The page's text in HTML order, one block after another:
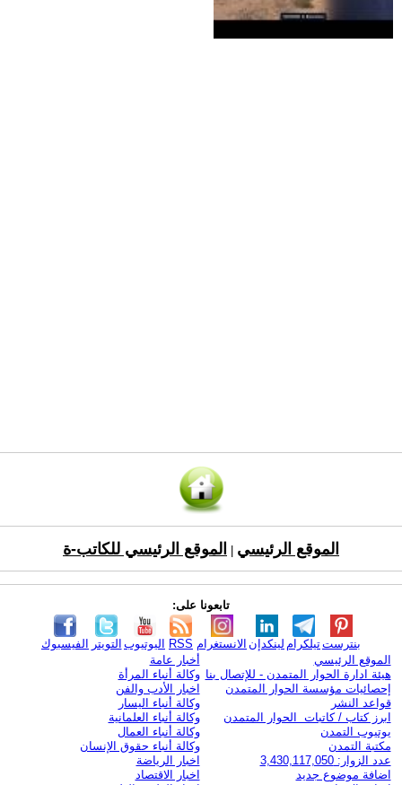
الموقع الرئيسي الموقع الرئيسي للكاتب-ة
تابعونا على:
الفيسبوك التويتر اليوتيوب RSS الانستغرام لينكدإن تيلكرامبنترست
الموقع الرئيسي
هيئة ادارة الحوار المتمدن - للإتصال بنا
إحصائيات مؤسسة الحوار المتمدن
قواعد النشر
ابرز كتاب / كاتبات الحوار المتمدن
يوتيوب التمدن
مكتبة التمدن
عدد الزوار: 3,430,117,050
اضافة موضوع جديد
أخبار عامة
وكالة أنباء المرأة
اخبار الأدب والفن
وكالة أنباء اليسار
وكالة أنباء العلمانية
وكالة أنباء العمال
وكالة أنباء حقوق الإنسان
اخبار الرياضة
اخبار الاقتصاد